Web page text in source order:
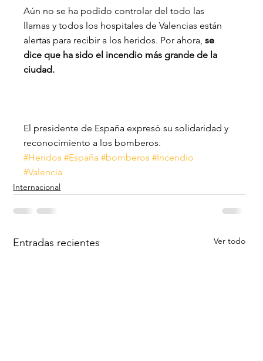
Aún no se ha podido controlar del todo las
llamas y todos los hospitales de Valencias están
alertas para recibir a los heridos. Por ahora, se
dice que ha sido el incendio más grande de la
ciudad.
El presidente de España expresó su solidaridad y
reconocimiento a los bomberos.
#Heridos #España #bomberos #Incendio
#Valencia
Internacional
Entradas recientes Ver todo